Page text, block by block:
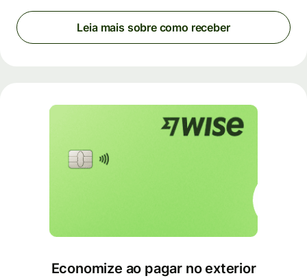
Leia mais sobre como receber
Economize ao pagar no exterior